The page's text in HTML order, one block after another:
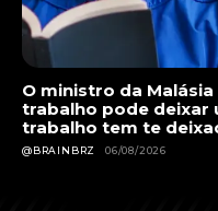
O ministro da
trabalho pode deixar
trabalho tem te
@BRAINBRZ 06/08/2026